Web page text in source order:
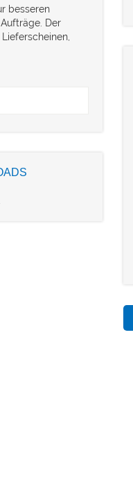
besseren
Der